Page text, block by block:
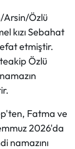
Arsin/Özlü
kızı Sebahat
etmiştir.
Özlü
Fatma ve
2026'da
namazını